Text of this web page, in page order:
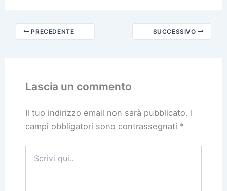
PRECEDENTE SUCCESSIVO
Lascia un commento
Il tuo indirizzo email non sarà pubblicato. I
campi obbligatori sono contrassegnati *
qui..